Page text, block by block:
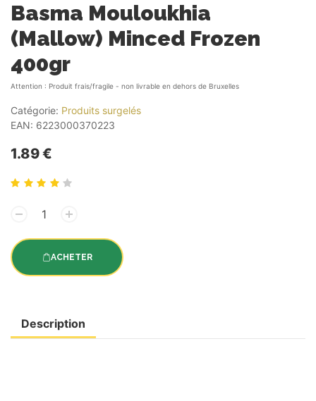
Basma Mouloukhia
(Mallow) Minced Frozen
400gr
Attention : Produit frais/fragile - non livrable en dehors de Bruxelles
Catégorie: Produits surgelés
EAN: 6223000370223
1.89 €
ACHETER
Description